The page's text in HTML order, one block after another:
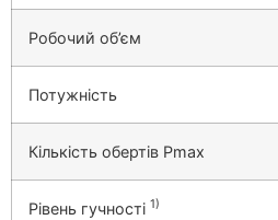
Робочий об’єм
Потужність
Кількість обертів Pmax
Рівень гучності 1)